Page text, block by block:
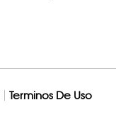
Terminos De Uso